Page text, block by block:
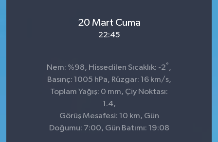
20 Mart Cuma
22:45
Nem: %98, Hissedilen Sıcaklık: -2° ,
Basınç: 1005 hPa, Rüzgar: 16 km/s,
Toplam Yağış: 0 mm, Çiy Noktası:
1.4,
Görüş Mesafesi: 10 km, Gün
Doğumu: 7:00, Gün Batımı: 19:08